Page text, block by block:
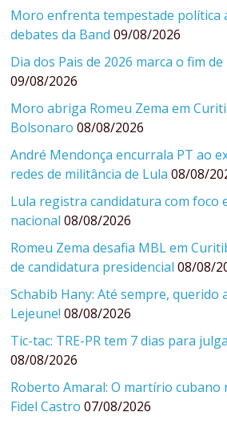
Moro enfrenta tempestade política
debates da Band 09/08/2026
Dia dos Pais de 2026 marca o fim
09/08/2026
Moro abriga Romeu Zema em
Bolsonaro 08/08/2026
André Mendonça encurrala PT ao
redes de militância de Lula 08/08/
Lula registra candidatura com foco
nacional 08/08/2026
Romeu Zema desafia MBL em
de candidatura presidencial 08/08/
Schabib Hany: Até sempre, querido
Lejeune! 08/08/2026
Tic-tac: TRE-PR tem 7 dias para
08/08/2026
Roberto Amaral: O martírio cubano
Fidel Castro 07/08/2026